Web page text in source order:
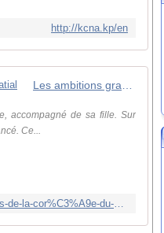
http://kcna.kp/en
Les ambitions grandissantes de la Corée du Nord dans le domaine spatial
accompagné de sa fille. Sur
Ce...
https://www.rfi.fr/fr/asie-pacifique/20230422-les-ambitions-grandissantes-de-la-cor%C3%A9e-du-nord-dans-le-domaine-spatial